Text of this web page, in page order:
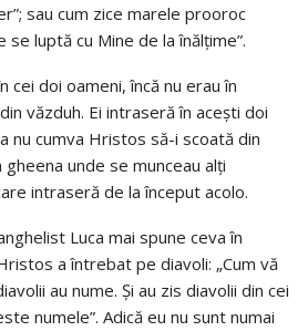
sau cum zice marele prooroc
se luptă cu Mine de la înălţime”.
cei doi oameni, încă nu erau în
văzduh. Ei intraseră în aceşti doi
nu cumva Hristos să-i scoată din
unde se munceau alţi
intraseră de la început acolo.
Luca mai spune ceva în
a întrebat pe diavoli: „Cum vă
au nume. Şi au zis diavolii din cei
numele”. Adică eu nu sunt numai